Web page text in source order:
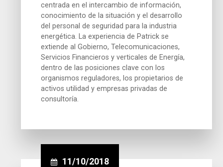
centrada en el intercambio de información,
conocimiento de la situación y el desarrollo
del personal de seguridad para la industria
energética. La experiencia de Patrick se
extiende al Gobierno, Telecomunicaciones,
Servicios Financieros y verticales de Energía,
dentro de las posiciones clave con los
organismos reguladores, los propietarios de
activos utilidad y empresas privadas de
consultoría.
11/10/2018